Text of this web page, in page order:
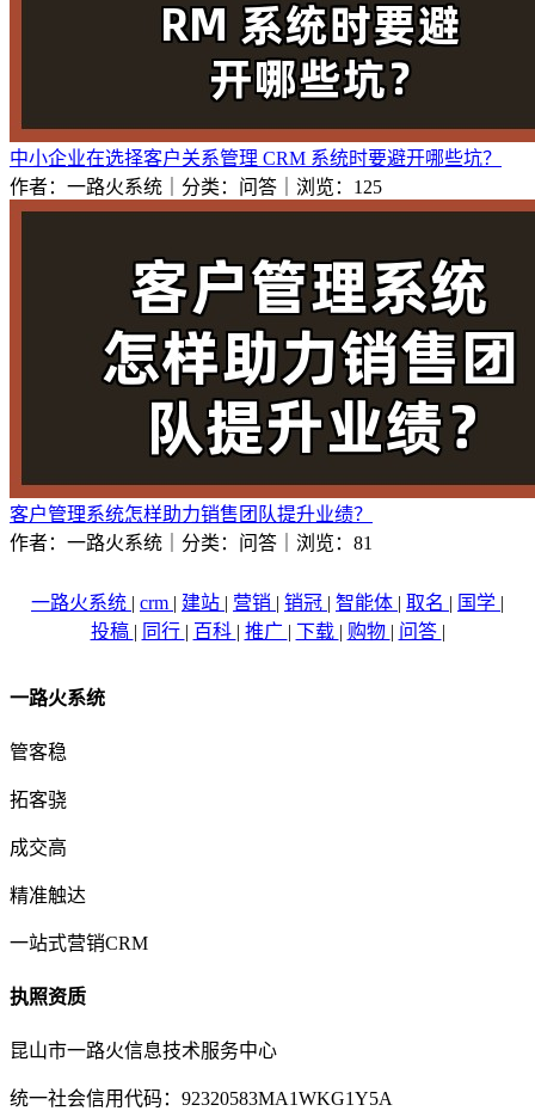
中小企业在选择客户关系管理 CRM 系统时要避开哪些坑？
作者：一路火系统｜分类：问答｜浏览：125
客户管理系统怎样助力销售团队提升业绩？
作者：一路火系统｜分类：问答｜浏览：81
一路火系统 | crm | 建站 | 营销 | 销冠 | 智能体 | 取名 | 国学 |
投稿 | 同行 | 百科 | 推广 | 下载 | 购物 | 问答 |
一路火系统
管客稳
拓客骁
成交高
精准触达
一站式营销CRM
执照资质
昆山市一路火信息技术服务中心
统一社会信用代码：92320583MA1WKG1Y5A